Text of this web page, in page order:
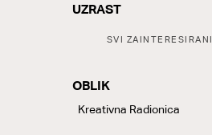
UZRAST
SVI ZAINTERESIRANI
OBLIK
LABELS
Kreativna Radionica